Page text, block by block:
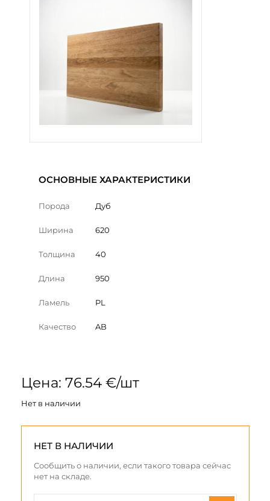
ОСНОВНЫЕ ХАРАКТЕРИСТИКИ
Порода Дуб
Ширина 620
Толщина 40
Длина 950
Ламель PL
Качество AB
Цена: 76.54 €/шт
Нет в наличии
НЕТ В НАЛИЧИИ
Сообщить о наличии, если такого товара сейчас
нет на складе.